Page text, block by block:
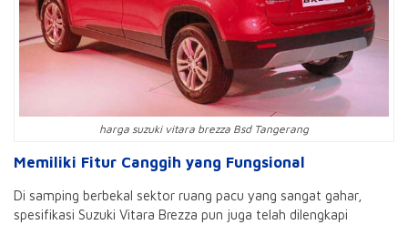
harga suzuki vitara brezza Bsd Tangerang
Memiliki Fitur Canggih yang Fungsional
Di samping berbekal sektor ruang pacu yang sangat gahar,
spesifikasi Suzuki Vitara Brezza pun juga telah dilengkapi